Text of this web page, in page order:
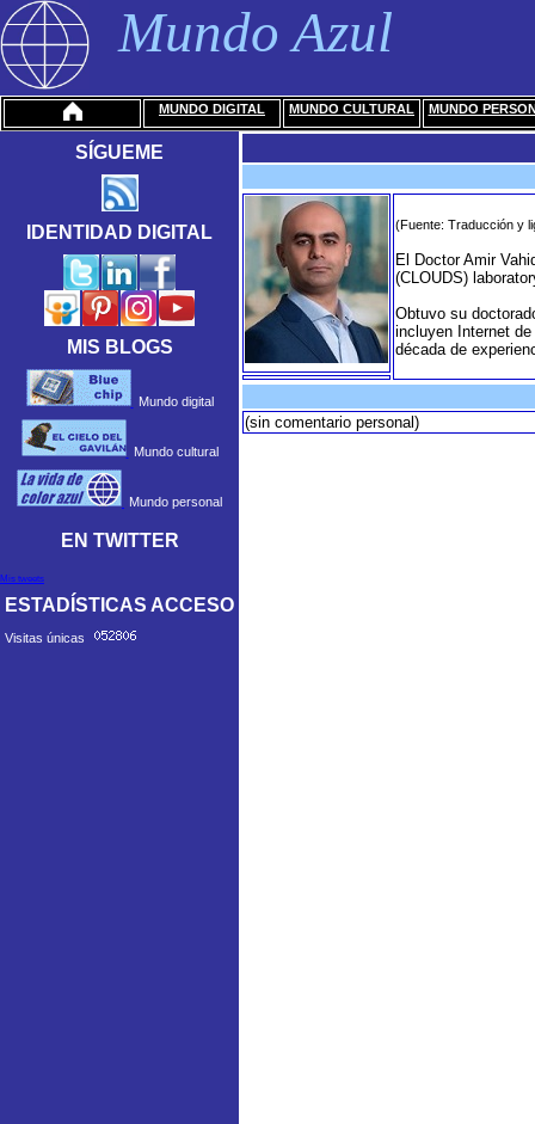
Mundo Azul
MUNDO DIGITAL MUNDO CULTURAL MUNDO
SÍGUEME
IDENTIDAD DIGITAL
MIS BLOGS
Mundo digital
Mundo cultural
Mundo personal
EN TWITTER
Mis tweets
ESTADÍSTICAS ACCESO
Visitas únicas
(Fuente: Traducción y
El Doctor Amir
(CLOUDS)
Obtuvo su
incluyen Internet
década de
(sin comentario personal)